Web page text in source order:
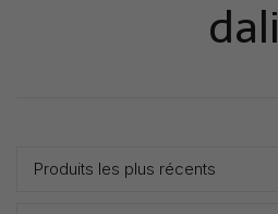
dali
Produits les plus récents